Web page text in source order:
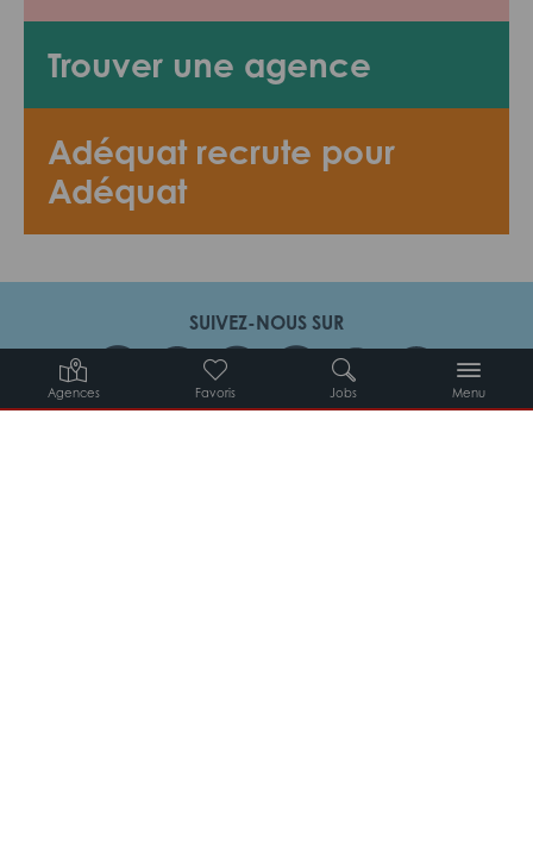
Agences Favoris Jobs Menu
Trouver une agence
Adéquat recrute pour
Adéquat
SUIVEZ-NOUS SUR